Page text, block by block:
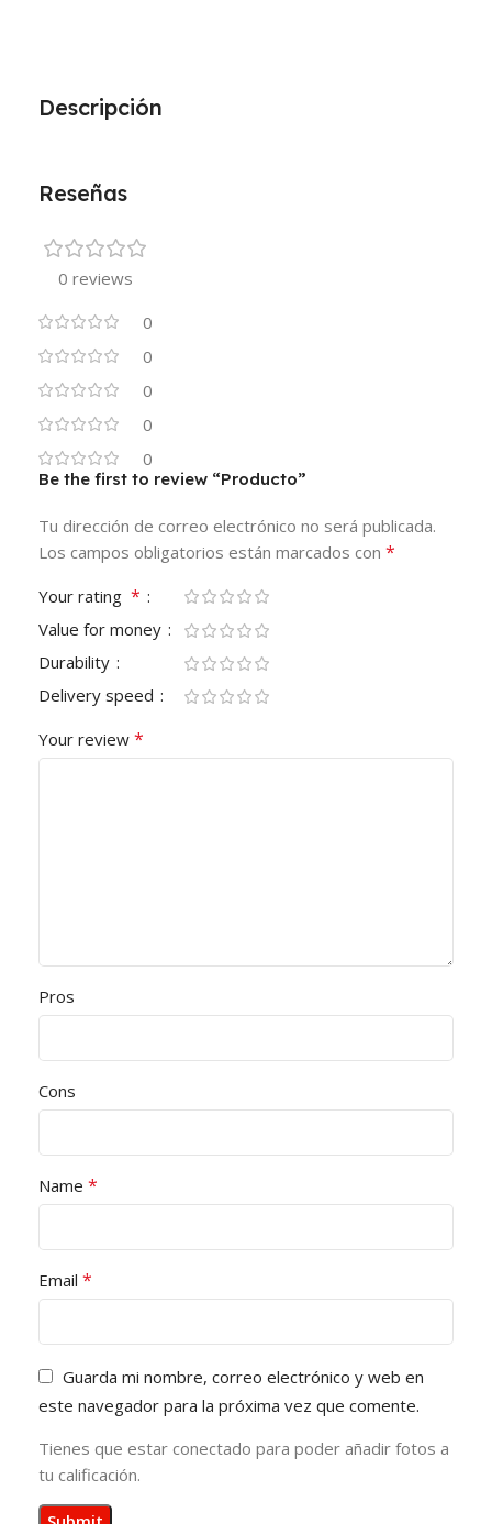
Descripción
Reseñas
0 reviews
0
0
0
0
0
Be the first to review “Producto”
Tu dirección de correo electrónico no será publicada.
Los campos obligatorios están marcados con *
Your rating *
Value for money
Durability
Delivery speed
Your review *
Pros
Cons
Name *
Email *
Guarda mi nombre, correo electrónico y web en
este navegador para la próxima vez que comente.
Tienes que estar conectado para poder añadir fotos a
tu calificación.